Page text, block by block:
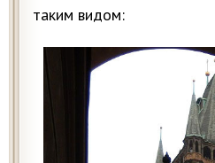
таким видом: